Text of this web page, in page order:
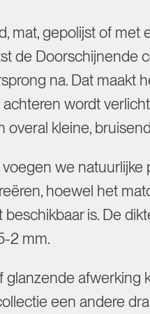
mat, gepolijst of met
de Doorschijnende
na. Dat maakt
wordt
overal kleine,
we
hoewel het
is. De
2 mm.
afwerking
een andere